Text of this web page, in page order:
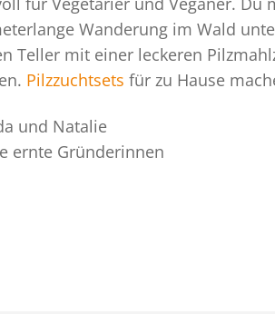
Wanderung im Wald
Teller mit einer leckeren
Pilzzuchtsets für zu Hause
und Natalie
ernte Gründerinnen